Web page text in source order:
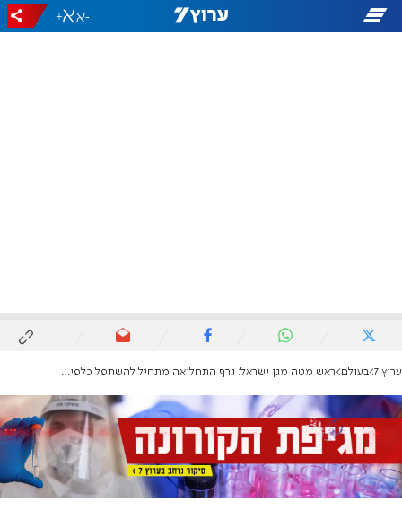
-
+
ערוץ 7 בעולם ראש מטה מגן ישראל: גרף התחלואה מתחיל להשתפל כלפי מטה